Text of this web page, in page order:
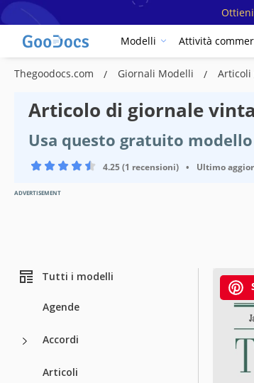
Modelli Attività
Thegoodocs.com Giornali Modelli Articoli
Articolo di giornale
Usa questo gratuito
4.25 (1 recensioni) • Ultimo
ADVERTISEMENT
Tutti i modelli
Agende
Accordi
Articoli